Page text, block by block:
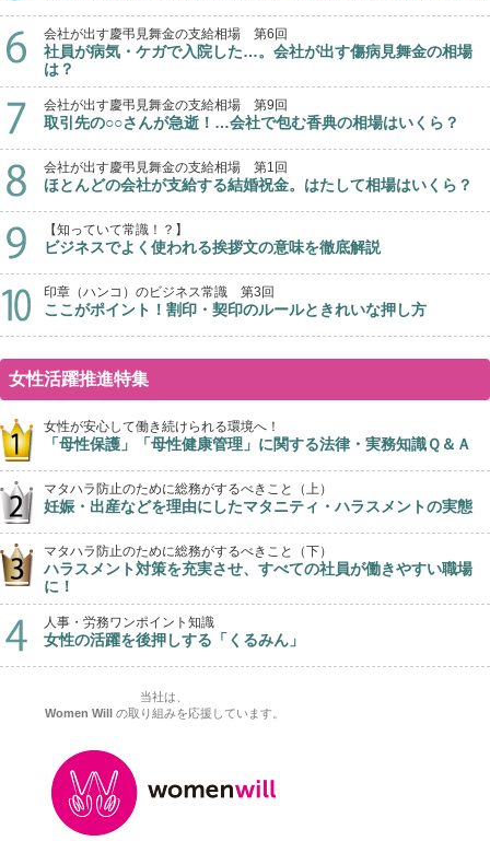
会社が出す慶弔見舞金の支給相場 第6回
社員が病気・ケガで入院した…。会社が出す傷病見舞金の相場
は？
会社が出す慶弔見舞金の支給相場 第9回
取引先の○○さんが急逝！…会社で包む香典の相場はいくら？
会社が出す慶弔見舞金の支給相場 第1回
ほとんどの会社が支給する結婚祝金。はたして相場はいくら？
【知っていて常識！？】
ビジネスでよく使われる挨拶文の意味を徹底解説
印章（ハンコ）のビジネス常識 第3回
ここがポイント！割印・契印のルールときれいな押し方
女性活躍推進特集
女性が安心して働き続けられる環境へ！
「母性保護」「母性健康管理」に関する法律・実務知識Ｑ＆Ａ
マタハラ防止のために総務がするべきこと（上）
妊娠・出産などを理由にしたマタニティ・ハラスメントの実態
マタハラ防止のために総務がするべきこと（下）
ハラスメント対策を充実させ、すべての社員が働きやすい職場
に！
人事・労務ワンポイント知識
女性の活躍を後押しする「くるみん」
当社は、
Women Willの取り組みを応援しています。